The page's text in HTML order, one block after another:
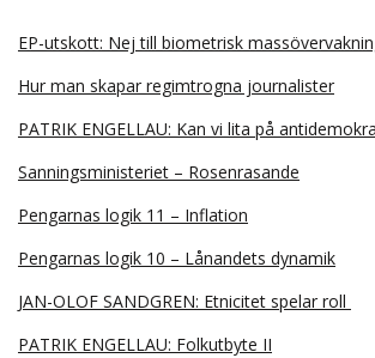
EP-utskott: Nej till biometrisk
Hur man skapar regimtrogna journalister
PATRIK ENGELLAU: Kan vi lita på
Sanningsministeriet – Rosenrasande
Pengarnas logik 11 – Inflation
Pengarnas logik 10 – Lånandets dynamik
JAN-OLOF SANDGREN: Etnicitet spelar roll
PATRIK ENGELLAU: Folkutbyte II